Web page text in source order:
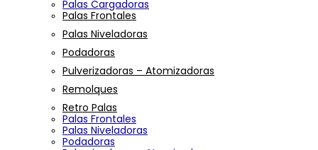
Palas Cargadoras
Palas Frontales
Palas Niveladoras
Podadoras
Pulverizadoras – Atomizadoras
Remolques
Retro Palas
Palas Frontales
Palas Niveladoras
Podadoras